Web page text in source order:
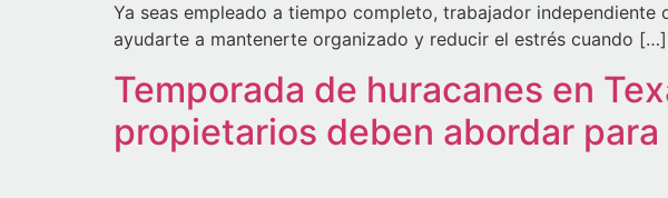
Ya seas empleado a tiempo completo, trabajador
ayudarte a mantenerte organizado y reducir el estrés cuando […]
Temporada de huracanes en
propietarios deben abordar